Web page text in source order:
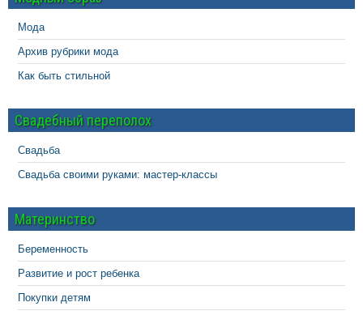
Мода
Архив рубрики мода
Как быть стильной
Свадебный переполох
Свадьба
Свадьба своими руками: мастер-классы
Материнство
Беременность
Развитие и рост ребенка
Покупки детям